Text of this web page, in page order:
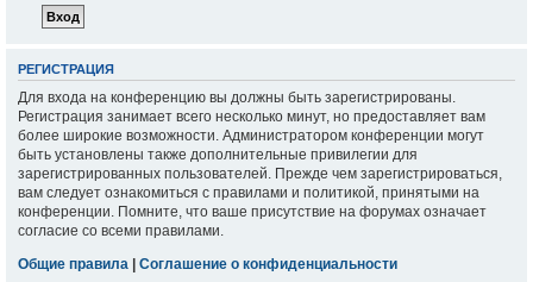
РЕГИСТРАЦИЯ
Для входа на конференцию вы должны быть зарегистрированы.
Регистрация занимает всего несколько минут, но предоставляет вам
более широкие возможности. Администратором конференции могут
быть установлены также дополнительные привилегии для
зарегистрированных пользователей. Прежде чем зарегистрироваться,
вам следует ознакомиться с правилами и политикой, принятыми на
конференции. Помните, что ваше присутствие на форумах означает
согласие со всеми правилами.
Общие правила | Соглашение о конфиденциальности